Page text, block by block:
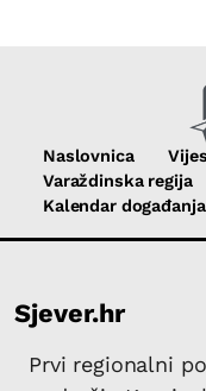
Naslovnica
Varaždinska regija
Kalendar događanja
Sjever.hr
Prvi regionalni